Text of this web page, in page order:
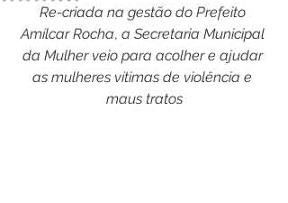
Re-criada na gestão do Prefeito
Amílcar Rocha, a Secretaria Municipal
da Mulher veio para acolher e ajudar
as mulheres vítimas de violência e
maus tratos